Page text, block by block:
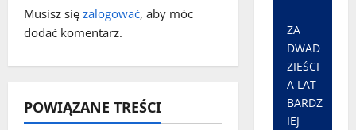
p
i
s
y
Musisz się zalogować, aby móc
dodać komentarz.
POWIĄZANE TREŚCI
ZA
DWAD
ZIEŚCI
A LAT
BARDZ
IEJ